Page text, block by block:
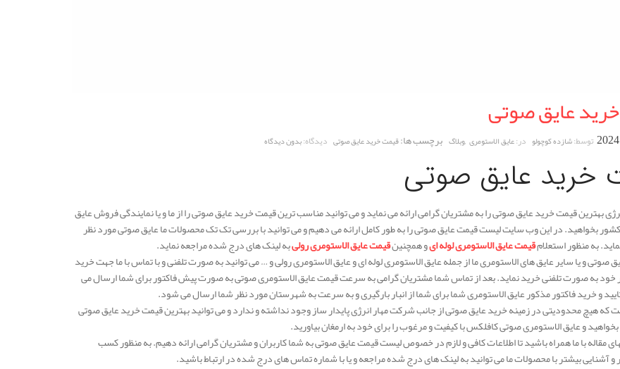
عایق صوتی
توسط:شازده کوچولو در:عایق الاستومری ,وبلاگ برچسب ها:قیمت خرید عایق صوتی دیدگاه:بدون دیدگاه
خرید عایق صوتی​
بهترین قیمت خرید عایق صوتی را به مشتریان گرامی ارائه می نماید و می توانید مناسب ترین قیمت خرید عایق صوتی را از ما و یا نمایندگی فروش عایق
بخواهید. در این وب سایت لیست قیمت عایق صوتی را به طور کامل ارائه می دهیم و می توانید با بررسی تک تک محصولات ما عایق صوتی مورد نظر
به منظور استعلامقیمت عایق الاستومری لوله ایو همچنینقیمت عایق الاستومری رولیبه لینک های درج شده مراجعه نماید.
صوتی و یا سایر عایق های الاستومری ما از جمله عایق الاستومری لوله ای و عایق الاستومری رولی و … می توانید به صورت تلفنی و با تماس با ما جهت خرید
خود به صورت تلفنی خرید نماید. بعد از تماس شما مشتریان گرامی به سرعت قیمت عایق الاستومری صوتی به صورت پیش فاکتور برای شما ارسال می
و خرید فاکتور مذکور عایق الاستومری شما برای شما از انبار بارگیری و به سرعت به شهرستان مورد نظر شما ارسال می شود.
که هیچ محدودیتی در زمینه خرید عایق صوتی از جانب شرکت مهار انرژی پایدار ساز وجود نداشته و ندارد و می توانید بهترین قیمت خرید عایق صوتی
و عایق الاستومری صوتی کافلکس با کیفیت و مرغوب را برای خود به ارمغان بیاورید.
مقاله با ما همراه باشید تا اطلاعات کافی و لازم در خصوص لیست قیمت عایق صوتی به شما کاربران و مشتریان گرامی ارائه دهیم. به منظور کسب
و آشنایی بیشتر با محصولات ما می توانید به لینک های درج شده مراجعه و یا با شماره تماس های درج شده در ارتباط باشید.